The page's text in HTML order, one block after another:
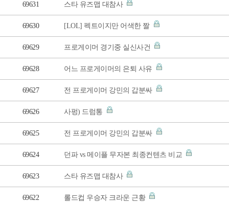
69631 스타 유즈맵 대참사
69630 [LOL] 펙트이지만 어색한 짤
69629 프로게이머 경기중 실신사건
69628 어느 프로게이머의 은퇴 사유
69627 전 프로게이머 강민의 갑분싸
69626 사펑) 드럼통
69625 전 프로게이머 강민의 갑분싸
69624 던파 vs 메이플 무자본 최종컨텐츠 비교
69623 스타 유즈맵 대참사
69622 롤드컵 우승자 크라운 근황